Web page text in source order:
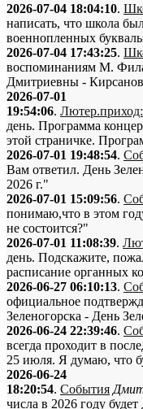
2026-07-04 18:04:10.
написать, что школа
военнопленных
2026-07-04 17:43:25.
воспоминаниям М.
Дмитриевны -
2026-07-01
19:54:06.
день. Программа
этой страничке.
2026-07-01 19:48:54.
Вам ответил. День
2026 г."
2026-07-01 15:09:56.
понимаю,что в этом
не состоится?"
2026-07-01 11:08:39.
день. Подскажите,
расписание органных
2026-06-27 06:10:13.
официальное
Зеленогорска - День
2026-06-24 22:39:46.
всегда проходит в
25 июля. Я думаю, что
2026-06-24
18:20:54. События
числа в 2026 году